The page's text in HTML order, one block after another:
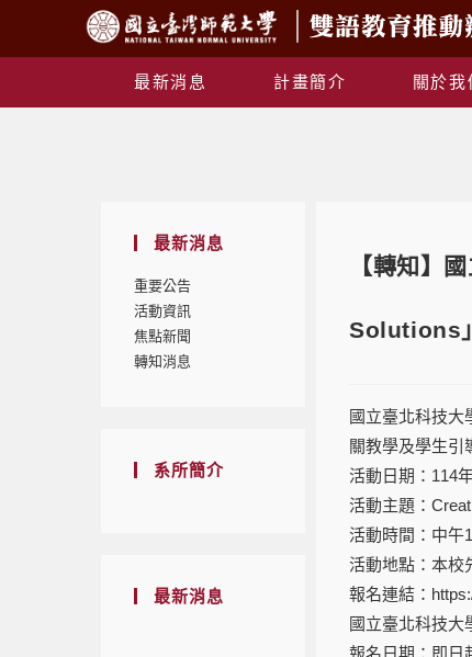
最新消息 計畫簡介 關於我
最新消息
重要公告
活動資訊
焦點新聞
轉知消息
系所簡介
最新消息
【轉知】
Solutions
國立臺北科技大
關教學及學生引
活動日期：114
活動主題：
活動時間：中午
活動地點：本校
報名連結：
國立臺北科技大
報名日期：即日